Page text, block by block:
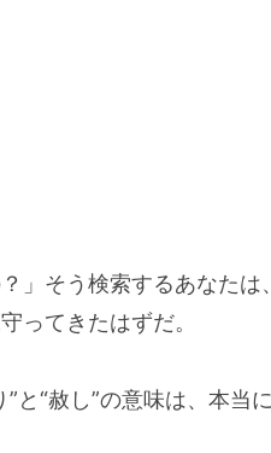
」そう検索するあなた
ってきたはずだ。
と“赦し”の意味は、本当